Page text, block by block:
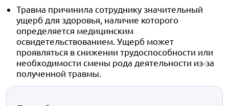
Травма причинила сотруднику значительный
ущерб для здоровья, наличие которого
определяется медицинским
освидетельствованием. Ущерб может
проявляться в снижении трудоспособности или
необходимости смены рода деятельности из-за
полученной травмы.